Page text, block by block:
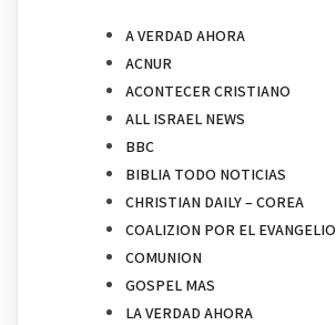
A VERDAD AHORA
ACNUR
ACONTECER CRISTIANO
ALL ISRAEL NEWS
BBC
BIBLIA TODO NOTICIAS
CHRISTIAN DAILY – COREA
COALIZION POR EL EVANGELIO
COMUNION
GOSPEL MAS
LA VERDAD AHORA